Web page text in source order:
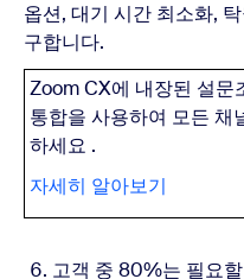
옵션, 대기 시간 최소화,
구합니다.
ZoomCX에 내장된 설문
통합을 사용하여 모든 채
하세요 .
자세히 알아보기
고객 중 80%는 필요